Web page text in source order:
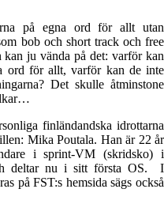
på egna ord för allt utan
bob och short track och free
ju vända på det: varför kan
ord för allt, varför kan de inte
Det skulle åtminstone
finländandska idrottarna
Mika Poutala. Han är 22 år
i sprint-VM (skridsko) i
deltar nu i sitt första OS. I
på FST:s hemsida sägs också